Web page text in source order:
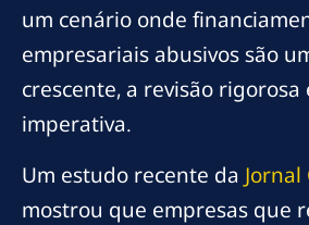
um cenário onde
empresariais abusivos são
crescente, a revisão rigorosa
imperativa.
Um estudo recente da
mostrou que empresas que